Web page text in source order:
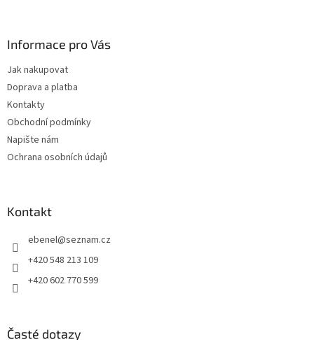
Informace pro Vás
Jak nakupovat
Doprava a platba
Kontakty
Obchodní podmínky
Napište nám
Ochrana osobních údajů
Kontakt
ebenel@seznam.cz
+420 548 213 109
+420 602 770 599
Časté dotazy